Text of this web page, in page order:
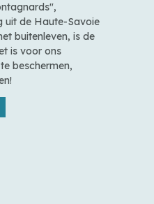
uit de Haute-Savoie
buitenleven, is de
is voor ons
beschermen,